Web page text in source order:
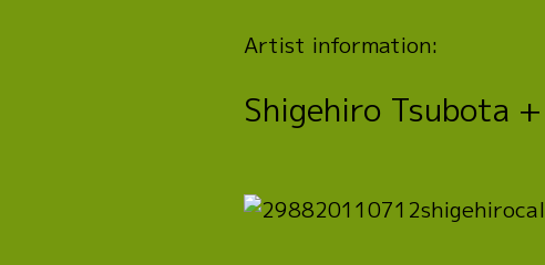
Artist information:
Shigehiro Tsubota